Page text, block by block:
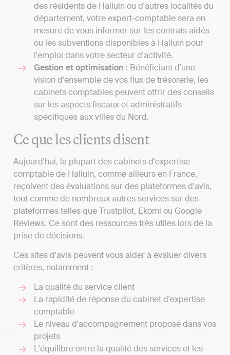
des résidents de Halluin ou d'autres localités du
département, votre expert-comptable sera en
mesure de vous informer sur les contrats aidés
ou les subventions disponibles à Halluin pour
l'emploi dans votre secteur d'activité.
Gestion et optimisation : Bénéficiant d'une
vision d'ensemble de vos flux de trésorerie, les
cabinets comptables peuvent offrir des conseils
sur les aspects fiscaux et administratifs
spécifiques aux villes du Nord.
Ce que les clients disent
Aujourd'hui, la plupart des cabinets d'expertise
comptable de Halluin, comme ailleurs en France,
reçoivent des évaluations sur des plateformes d'avis,
tout comme de nombreux autres services sur des
plateformes telles que Trustpilot, Ekomi ou Google
Reviews. Ce sont des ressources très utiles lors de la
prise de décisions.
Ces sites d'avis peuvent vous aider à évaluer divers
critères, notamment :
La qualité du service client
La rapidité de réponse du cabinet d'expertise
comptable
Le niveau d'accompagnement proposé dans vos
projets
L'équilibre entre la qualité des services et les